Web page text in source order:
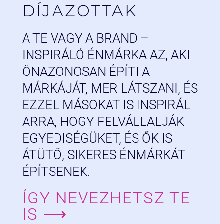
DÍJAZOTTAK
A TE VAGY A BRAND –
INSPIRÁLÓ ÉNMÁRKA AZ, AKI
ÖNAZONOSAN ÉPÍTI A
MÁRKÁJÁT, MER LÁTSZANI, ÉS
EZZEL MÁSOKAT IS INSPIRÁL
ARRA, HOGY FELVÁLLALJÁK
EGYEDISÉGÜKET, ÉS ŐK IS
ÁTÜTŐ, SIKERES ÉNMÁRKÁT
ÉPÍTSENEK.
ÍGY NEVEZHETSZ TE
IS ⟶